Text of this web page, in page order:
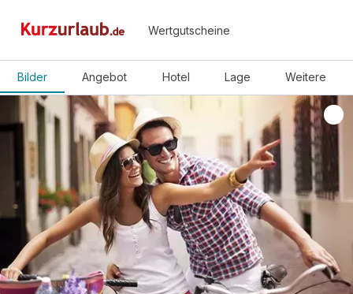
Wertgutscheine
Bilder Angebot Hotel Lage Weitere